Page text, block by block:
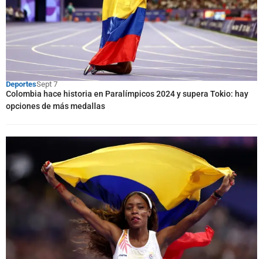
DeportesSept 7
Colombia hace historia en Paralímpicos 2024 y supera Tokio: hay
opciones de más medallas